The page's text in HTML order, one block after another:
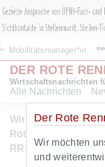
Mobilitätsmanager*in
DER ROTE
Wirtschaftsnachrichten
Alle Nachrichten
Der Rote
Wir möchten
und
Wir freuen uns ueber
Roten Renners.
RR+. Hier geht es